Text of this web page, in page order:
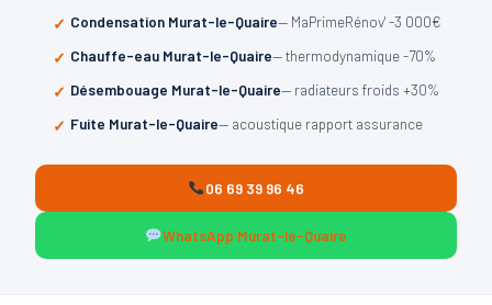
Condensation Murat-le-Quaire— MaPrimeRénov' -3 000€
Chauffe-eau Murat-le-Quaire— thermodynamique -70%
Désembouage Murat-le-Quaire— radiateurs froids +30%
Fuite Murat-le-Quaire— acoustique rapport assurance
06 69 39 96 46
WhatsApp Murat-le-Quaire